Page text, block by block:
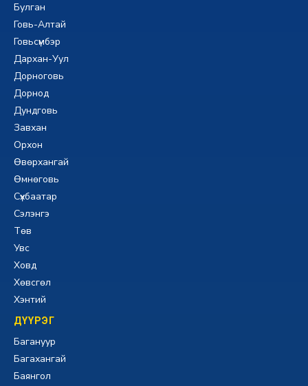
Булган
Говь-Алтай
Говьсүмбэр
Дархан-Уул
Дорноговь
Дорнод
Дундговь
Завхан
Орхон
Өвөрхангай
Өмнөговь
Сүхбаатар
Сэлэнгэ
Төв
Увс
Ховд
Хөвсгөл
Хэнтий
ДҮҮРЭГ
Багануур
Багахангай
Баянгол